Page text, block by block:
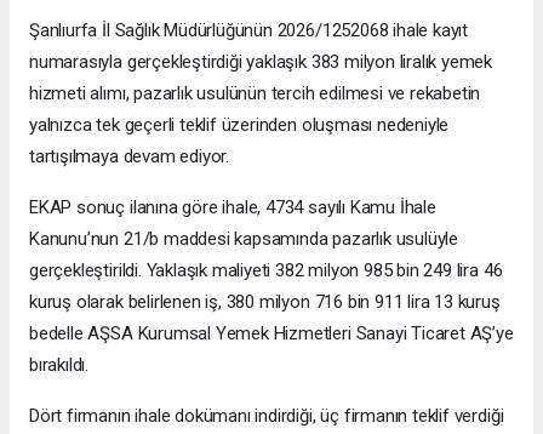
Şanlıurfa İl Sağlık Müdürlüğünün 2026/1252068 ihale kayıt
numarasıyla gerçekleştirdiği yaklaşık 383 milyon liralık yemek
hizmeti alımı, pazarlık usulünün tercih edilmesi ve rekabetin
yalnızca tek geçerli teklif üzerinden oluşması nedeniyle
tartışılmaya devam ediyor.
EKAP sonuç ilanına göre ihale, 4734 sayılı Kamu İhale
Kanunu’nun 21/b maddesi kapsamında pazarlık usulüyle
gerçekleştirildi. Yaklaşık maliyeti 382 milyon 985 bin 249 lira 46
kuruş olarak belirlenen iş, 380 milyon 716 bin 911 lira 13 kuruş
bedelle AŞSA Kurumsal Yemek Hizmetleri Sanayi Ticaret AŞ’ye
bırakıldı.
Dört firmanın ihale dokümanı indirdiği, üç firmanın teklif verdiği